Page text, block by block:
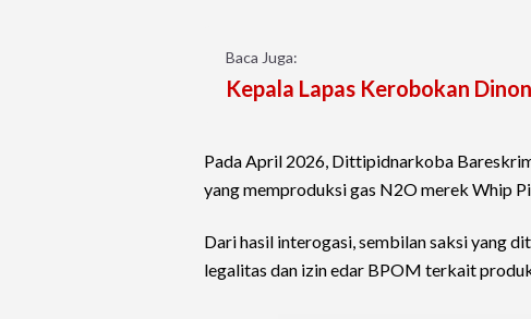
Baca Juga:
Kepala Lapas Kerobokan
Pada April 2026, Dittipidnarkoba
yang memproduksi gas N2O merek Whip
Dari hasil interogasi, sembilan saksi yang
legalitas dan izin edar BPOM terkait